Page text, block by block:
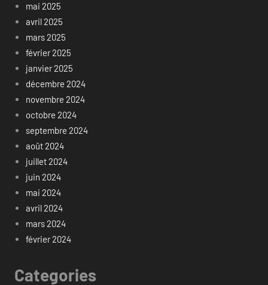
mai 2025
avril 2025
mars 2025
février 2025
janvier 2025
décembre 2024
novembre 2024
octobre 2024
septembre 2024
août 2024
juillet 2024
juin 2024
mai 2024
avril 2024
mars 2024
février 2024
Categories